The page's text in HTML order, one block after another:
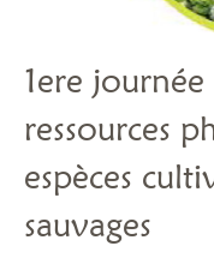
1ere journée
ressources
espèces
sauvages